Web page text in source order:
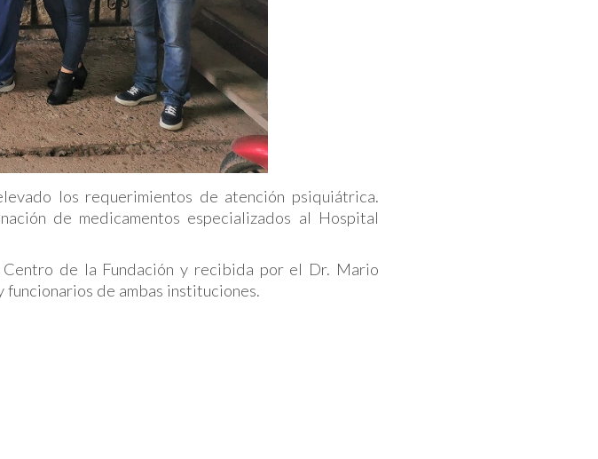
los requerimientos de atención psiquiátrica.
de medicamentos especializados al Hospital
de la Fundación y recibida por el Dr. Mario
de ambas instituciones.